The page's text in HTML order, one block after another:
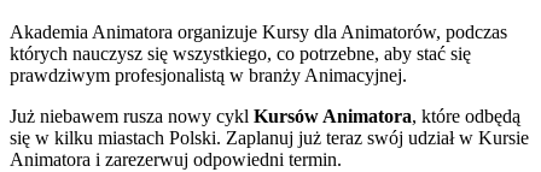
Akademia Animatora organizuje Kursy dla Animatorów, podczas
których nauczysz się wszystkiego, co potrzebne, aby stać się
prawdziwym profesjonalistą w branży Animacyjnej.
Już niebawem rusza nowy cykl Kursów Animatora, które odbędą
się w kilku miastach Polski. Zaplanuj już teraz swój udział w Kursie
Animatora i zarezerwuj odpowiedni termin.